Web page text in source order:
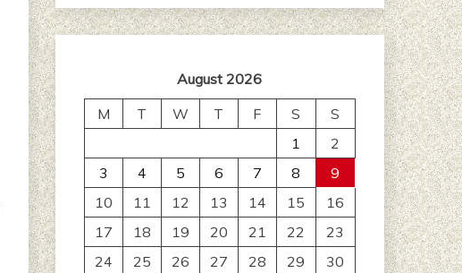
August 2026
M
T W T F S
S
1
2
3
4 5 6 7 8
9
10
11 12 13 14 15
16
17
18 19 20 21 22
23
24
25 26 27 28 29
30